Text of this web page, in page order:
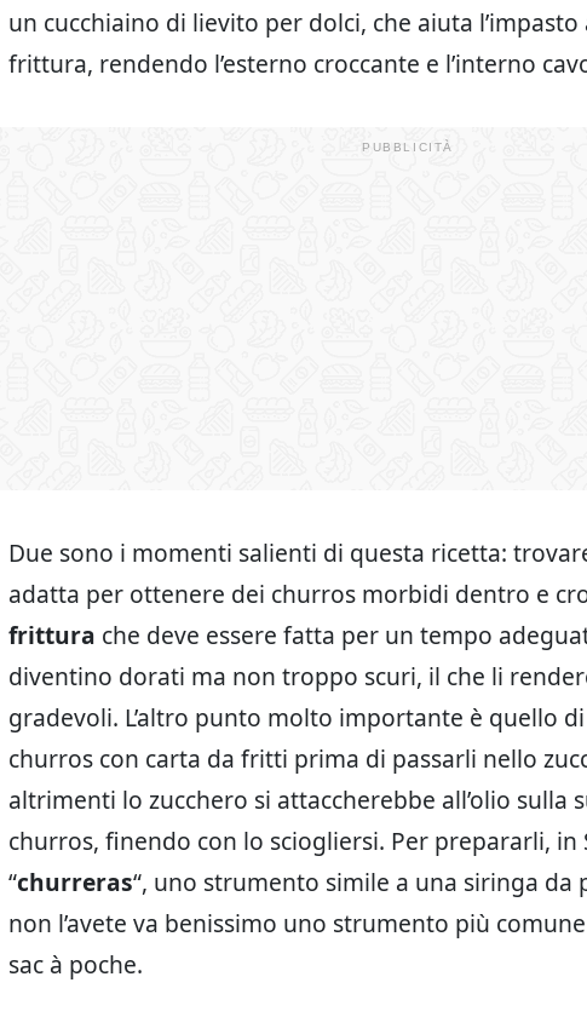
un cucchiaino di lievito per dolci, che aiuta
frittura, rendendo l’esterno croccante e l’interno
Due sono i momenti salienti di questa ricetta:
adatta per ottenere dei churros morbidi dentro e
frittura che deve essere fatta per un tempo
diventino dorati ma non troppo scuri, il che li
gradevoli. L’altro punto molto importante è quello di
churros con carta da fritti prima di passarli nello
altrimenti lo zucchero si attaccherebbe all’olio sulla
churros, finendo con lo sciogliersi. Per prepararli, in
“churreras“, uno strumento simile a una siringa da
non l’avete va benissimo uno strumento più
sac à poche.